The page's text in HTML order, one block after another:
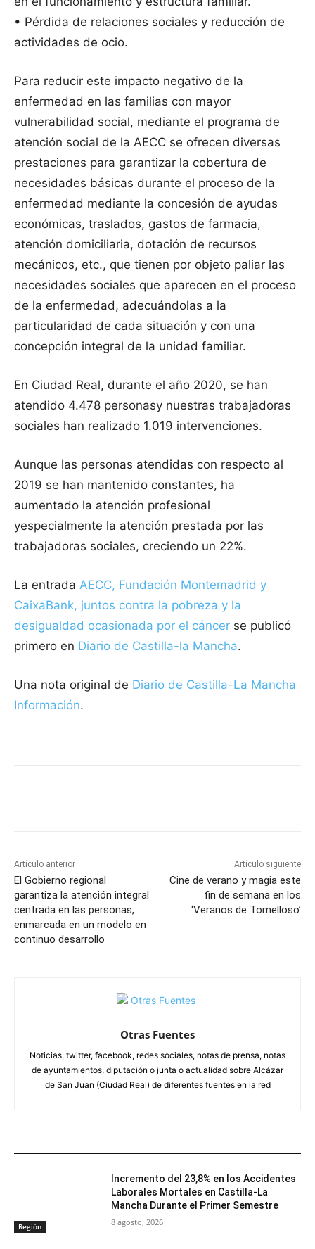
• Pérdida de relaciones sociales y reducción de
actividades de ocio.
Para reducir este impacto negativo de la
enfermedad en las familias con mayor
vulnerabilidad social, mediante el programa de
atención social de la AECC se ofrecen diversas
prestaciones para garantizar la cobertura de
necesidades básicas durante el proceso de la
enfermedad mediante la concesión de ayudas
económicas, traslados, gastos de farmacia,
atención domiciliaria, dotación de recursos
mecánicos, etc., que tienen por objeto paliar las
necesidades sociales que aparecen en el proceso
de la enfermedad, adecuándolas a la
particularidad de cada situación y con una
concepción integral de la unidad familiar.
En Ciudad Real, durante el año 2020, se han
atendido 4.478 personasy nuestras trabajadoras
sociales han realizado 1.019 intervenciones.
Aunque las personas atendidas con respecto al
2019 se han mantenido constantes, ha
aumentado la atención profesional
yespecialmente la atención prestada por las
trabajadoras sociales, creciendo un 22%.
La entrada AECC, Fundación Montemadrid y
CaixaBank, juntos contra la pobreza y la
desigualdad ocasionada por el cáncer se publicó
primero en Diario de Castilla-la Mancha.
Una nota original de Diario de Castilla-La Mancha
Información.
Artículo anterior
El Gobierno regional
garantiza la atención integral
centrada en las personas,
enmarcada en un modelo en
continuo desarrollo
Artículo siguiente
Cine de verano y magia este
fin de semana en los
‘Veranos de Tomelloso’
Otras Fuentes
Noticias, twitter, facebook, redes sociales, notas de prensa, notas
de ayuntamientos, diputación o junta o actualidad sobre Alcázar
de San Juan (Ciudad Real) de diferentes fuentes en la red
Región
Incremento del 23,8% en los Accidentes
Laborales Mortales en Castilla-La
Mancha Durante el Primer Semestre
8 agosto, 2026